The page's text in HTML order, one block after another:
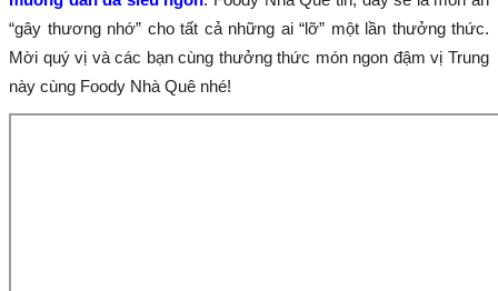
“gây thương nhớ” cho tất cả những ai “lỡ” một lần thưởng thức.
Mời quý vị và các bạn cùng thưởng thức món ngon đậm vị Trung
này cùng Foody Nhà Quê nhé!